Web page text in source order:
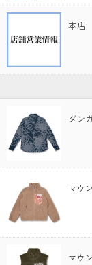
本店
ダン
マウ
マウ